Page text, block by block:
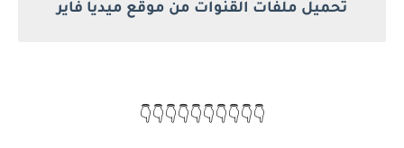
تحميل ملفات القنوات من موقع ميديا فاير
👇👇👇👇👇👇👇👇👇👇